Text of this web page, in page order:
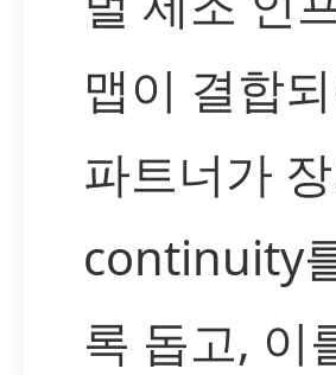
맵이 결합
파트너가
continuity
록 돕고, 이